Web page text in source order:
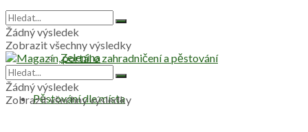
Zelenina
Pěstování dle místa
Žádný výsledek
Zobrazit všechny výsledky
Žádný výsledek
Zobrazit všechny výsledky